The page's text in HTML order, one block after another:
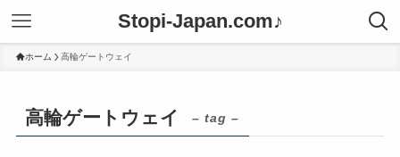
Stopi-Japan.com♪
ホーム 高輪ゲートウェイ
高輪ゲートウェイ – tag –